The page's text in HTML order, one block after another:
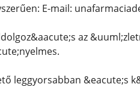
E-mail:
az
leggyorsabban &eacute;s